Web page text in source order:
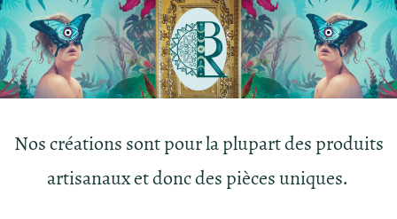
Nos créations sont pour la plupart des produits
artisanaux et donc des pièces uniques.